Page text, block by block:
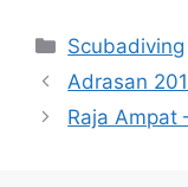
Kategorien
Scubadiving
Adrasan
Raja Ampat